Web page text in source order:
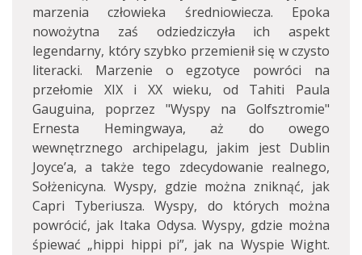
marzenia człowieka średniowiecza. Epoka
nowożytna zaś odziedziczyła ich aspekt
legendarny, który szybko przemienił się w czysto
literacki. Marzenie o egzotyce powróci na
przełomie XIX i XX wieku, od Tahiti Paula
Gauguina, poprzez "Wyspy na Golfsztromie"
Ernesta Hemingwaya, aż do owego
wewnętrznego archipelagu, jakim jest Dublin
Joyce’a, a także tego zdecydowanie realnego,
Sołżenicyna. Wyspy, gdzie można zniknąć, jak
Capri Tyberiusza. Wyspy, do których można
powrócić, jak Itaka Odysa. Wyspy, gdzie można
śpiewać „hippi hippi pi”, jak na Wyspie Wight.